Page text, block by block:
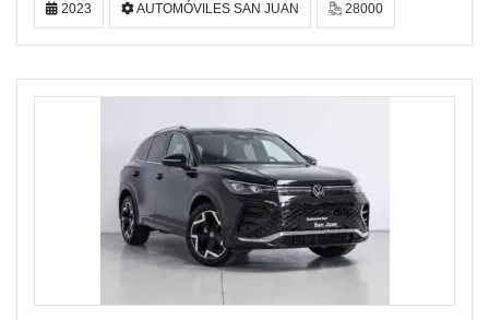
2023 AUTOMÓVILES SAN JUAN 28000
DISPONIBLE